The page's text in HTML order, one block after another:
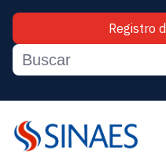
Registro